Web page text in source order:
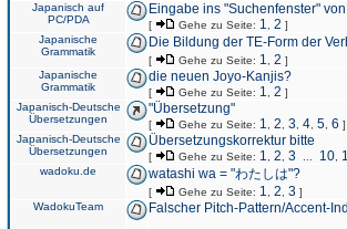
Japanisch auf
PC/PDA
Eingabe ins "Suchenfenster"
[ Gehe zu Seite: 1 2 ]
Japanische
Grammatik
Die Bildung der TE-Form der
[ Gehe zu Seite: 1 2 ]
Japanische
Grammatik
die neuen Joyo-Kanjis?
[ Gehe zu Seite: 1 2 ]
Japanisch-Deutsche
Übersetzungen
"Übersetzung"
[ Gehe zu Seite: 1 2 3 4 5 6 ]
Japanisch-Deutsche
Übersetzungen
Übersetzungskorrektur bitte
[ Gehe zu Seite: 1 2 3 10
wadoku.de watashi wa = "わたしは"?
[ Gehe zu Seite: 1 2 3 ]
WadokuTeam Falscher Pitch-Pattern/Accent-